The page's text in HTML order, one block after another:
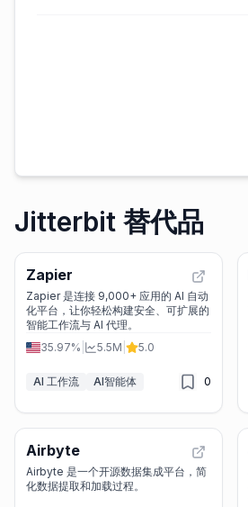
Jitterbit 替代品
Zapier
Zapier 是连接 9,000+ 应用的 AI 自动
化平台，让你轻松构建安全、可扩展的
智能工作流与 AI 代理。
35.97%
5.5M 5.0
AI 工作流 AI智能体 0
Airbyte
Airbyte 是一个开源数据集成平台，简
化数据提取和加载过程。